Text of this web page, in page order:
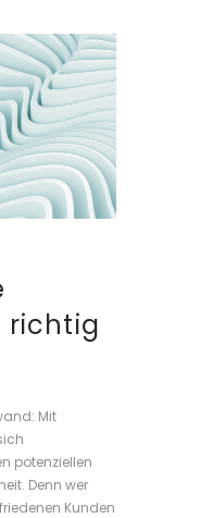
richtig
Mit
potenziellen
Denn wer
Kunden